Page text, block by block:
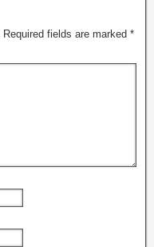
Required fields are marked *